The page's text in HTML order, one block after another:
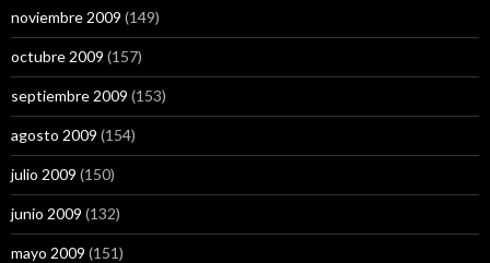
noviembre 2009 (149)
octubre 2009 (157)
septiembre 2009 (153)
agosto 2009 (154)
julio 2009 (150)
junio 2009 (132)
mayo 2009 (151)